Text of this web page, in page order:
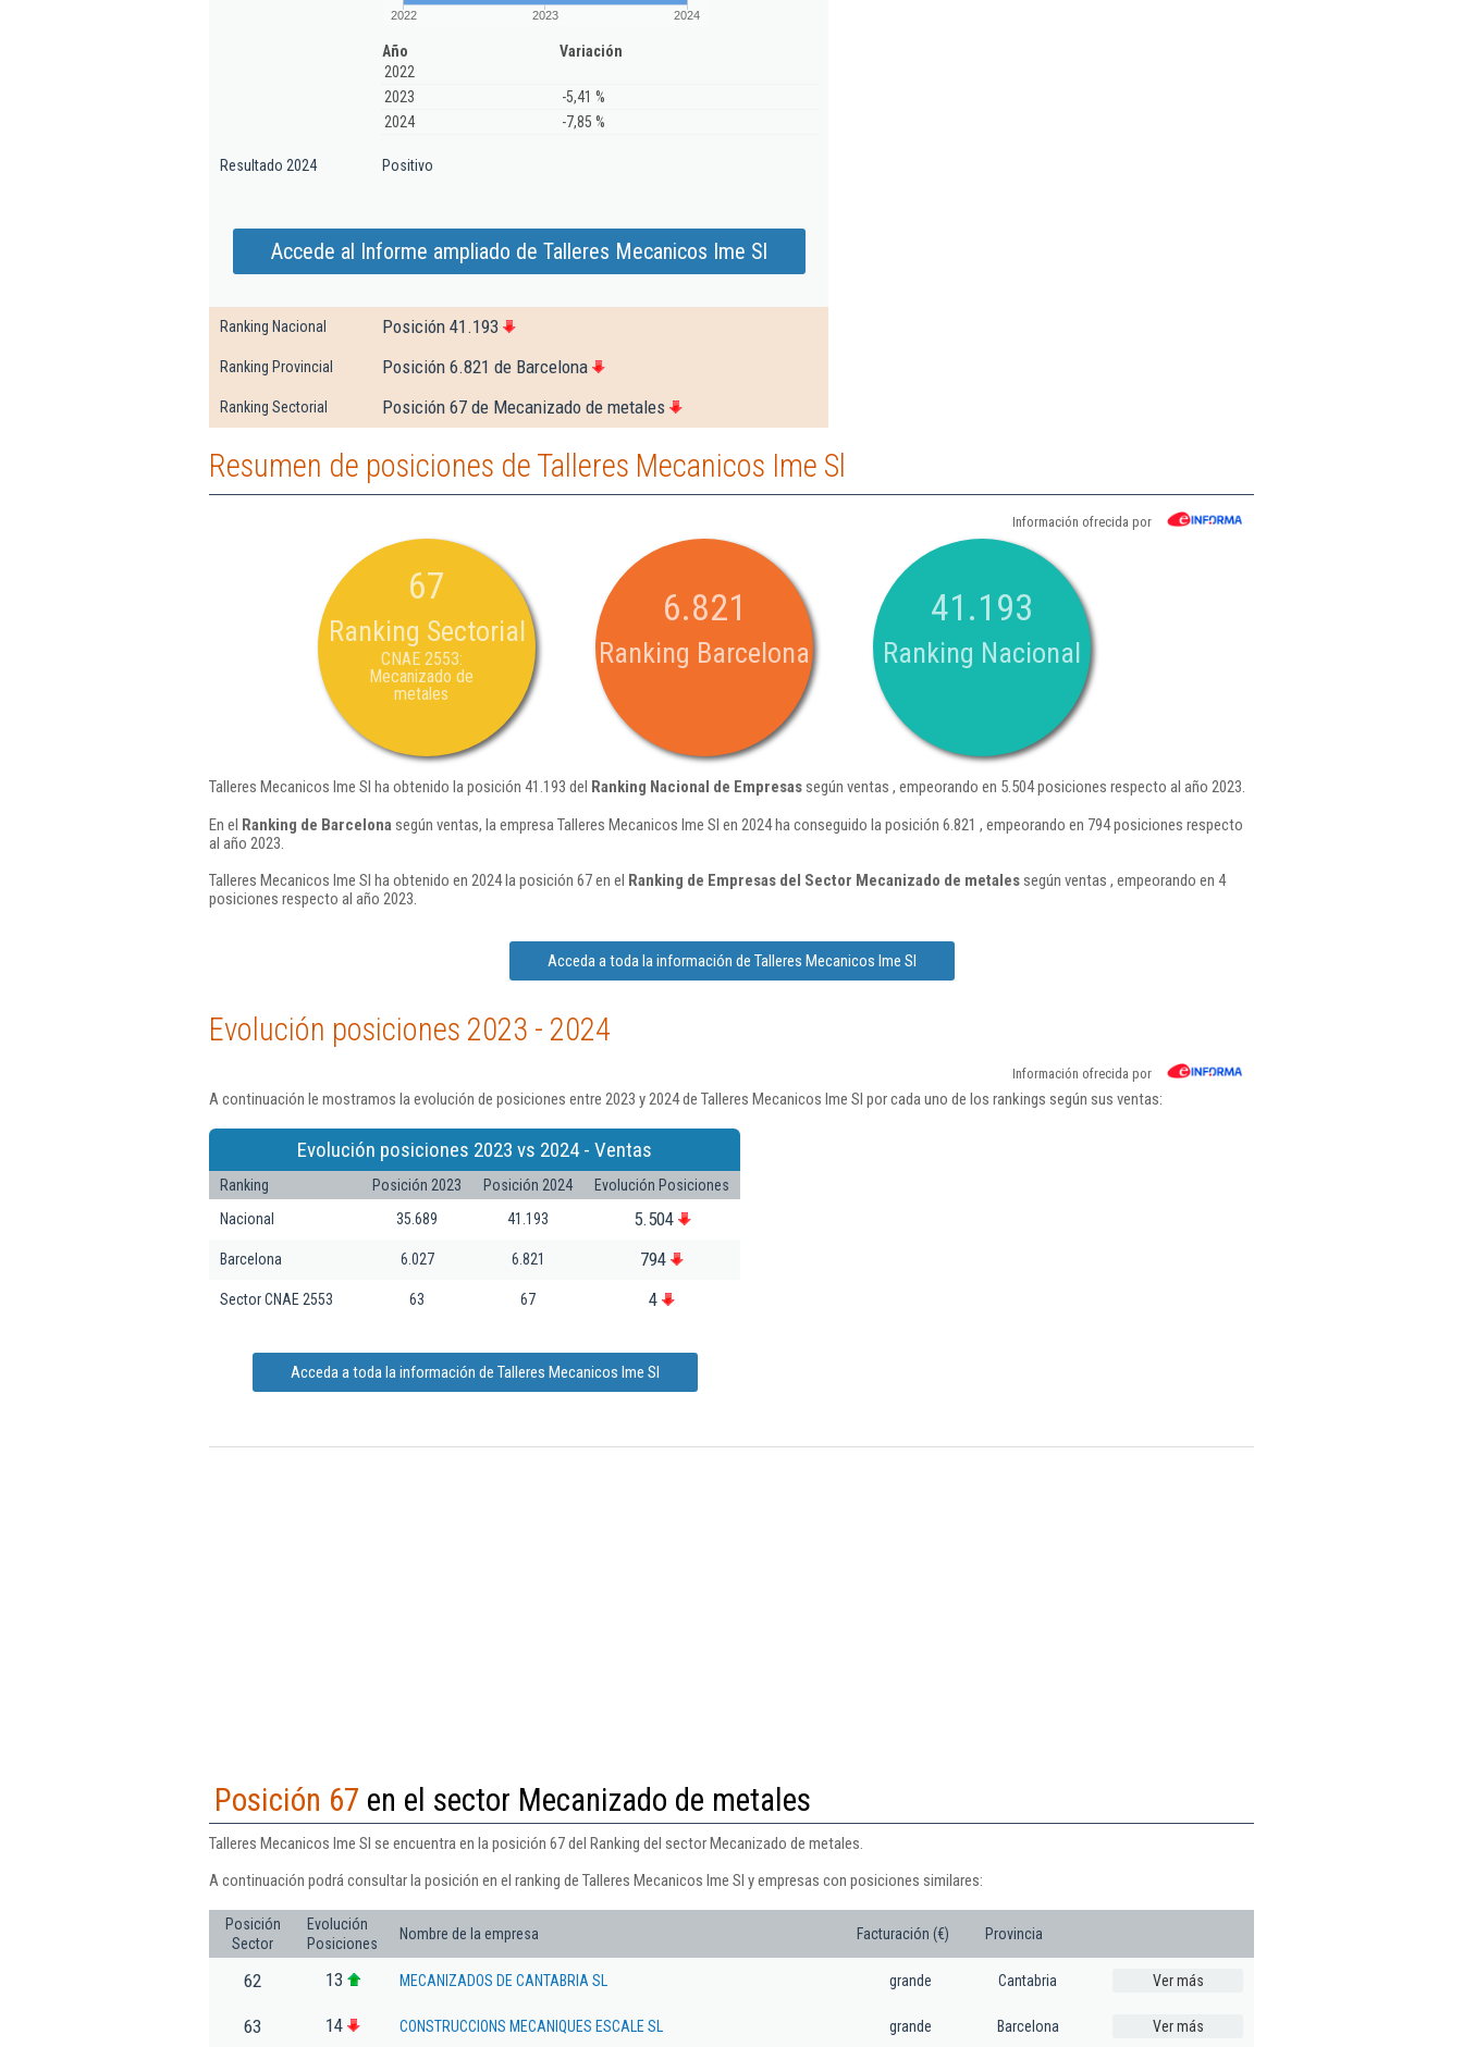
2022 2023 2024
Año
Variación
2022
2023
-5,41 %
2024
-7,85 %
Resultado 2024 Positivo
Accede al Informe ampliado de Talleres Mecanicos Ime Sl
Ranking Nacional Posición 41.193
Ranking Provincial Posición 6.821 de Barcelona
Ranking Sectorial Posición 67 de Mecanizado de metales
Resumen de posiciones de Talleres Mecanicos Ime Sl
Información ofrecida por
67
Ranking Sectorial
CNAE 2553:
Mecanizado de
metales
6.821
Ranking Barcelona
41.193
Ranking Nacional
Talleres Mecanicos Ime Sl ha obtenido la posición 41.193 del Ranking Nacional de Empresassegún ventas , empeorando en 5.504 posiciones respecto al año 2023.
En el Ranking de Barcelona según ventas, la empresa Talleres Mecanicos Ime Sl en 2024 ha conseguido la posición 6.821 , empeorando en 794 posiciones respecto
al año 2023.
Talleres Mecanicos Ime Sl ha obtenido en 2024 la posición 67 en el Ranking de Empresas del Sector Mecanizado de metalessegún ventas , empeorando en 4
posiciones respecto al año 2023.
Acceda a toda la información de Talleres Mecanicos Ime Sl
Evolución posiciones 2023 - 2024
Información ofrecida por
A continuación le mostramos la evolución de posiciones entre 2023 y 2024 de Talleres Mecanicos Ime Sl por cada uno de los rankings según sus ventas:
Evolución posiciones 2023 vs 2024 - Ventas
Ranking Posición 2023 Posición 2024
Evolución Posiciones
Nacional
35.689 41.193 5.504
Barcelona 6.027 6.821 794
Sector CNAE 2553 63 67 4
Acceda a toda la información de Talleres Mecanicos Ime Sl
Posición 67 en el sector Mecanizado de metales
Talleres Mecanicos Ime Sl se encuentra en la posición 67 del Ranking del sector Mecanizado de metales.
A continuación podrá consultar la posición en el ranking de Talleres Mecanicos Ime Sl y empresas con posiciones similares:
Posición
Sector
Evolución
Posiciones
Nombre de la empresa Facturación (€) Provincia
62 13 MECANIZADOS DE CANTABRIA SL grande Cantabria Ver más
63 14 CONSTRUCCIONS MECANIQUES ESCALE SL grande Barcelona Ver más